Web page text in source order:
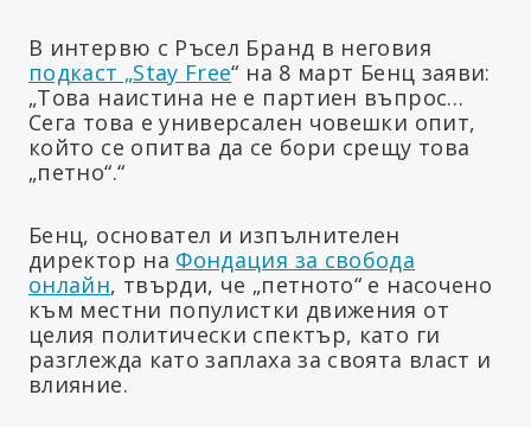
В интервю с Ръсел Бранд в неговия
подкаст „Stay Free“ на 8 март Бенц заяви:
„Това наистина не е партиен въпрос…
Сега това е универсален човешки опит,
който се опитва да се бори срещу това
„петно“.“
Бенц, основател и изпълнителен
директор на Фондация за свобода
онлайн, твърди, че „петното“ е насочено
към местни популистки движения от
целия политически спектър, като ги
разглежда като заплаха за своята власт и
влияние.